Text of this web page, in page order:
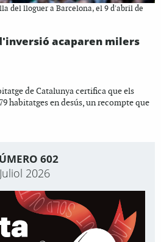
del lloguer a Barcelona, el 9 d'abril de
acaparen milers
de Catalunya certifica que els
habitatges en desús, un recompte que
602
Juliol 2026